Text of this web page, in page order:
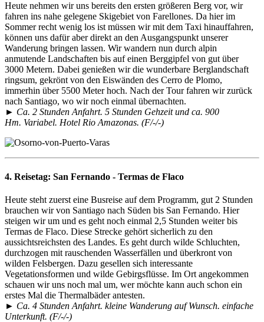
Heute nehmen wir uns bereits den ersten größeren Berg vor, wir
fahren ins nahe gelegene Skigebiet von Farellones. Da hier im
Sommer recht wenig los ist müssen wir mit dem Taxi hinauffahren,
können uns dafür aber direkt an den Ausgangspunkt unserer
Wanderung bringen lassen. Wir wandern nun durch alpin
anmutende Landschaften bis auf einen Berggipfel von gut über
3000 Metern. Dabei genießen wir die wunderbare Berglandschaft
ringsum, gekrönt von den Eiswänden des Cerro de Plomo,
immerhin über 5500 Meter hoch. Nach der Tour fahren wir zurück
nach Santiago, wo wir noch einmal übernachten.
► Ca. 2 Stunden Anfahrt. 5 Stunden Gehzeit und ca. 900
Hm. Variabel. Hotel Rio Amazonas. (F/-/-)
4. Reisetag: San Fernando - Termas de Flaco
Heute steht zuerst eine Busreise auf dem Programm, gut 2 Stunden
brauchen wir von Santiago nach Süden bis San Fernando. Hier
steigen wir um und es geht noch einmal 2,5 Stunden weiter bis
Termas de Flaco. Diese Strecke gehört sicherlich zu den
aussichtsreichsten des Landes. Es geht durch wilde Schluchten,
durchzogen mit rauschenden Wasserfällen und überkront von
wilden Felsbergen. Dazu gesellen sich interessante
Vegetationsformen und wilde Gebirgsflüsse. Im Ort angekommen
schauen wir uns noch mal um, wer möchte kann auch schon ein
erstes Mal die Thermalbäder antesten.
► Ca. 4 Stunden Anfahrt. kleine Wanderung auf Wunsch. einfache
Unterkunft. (F/-/-)